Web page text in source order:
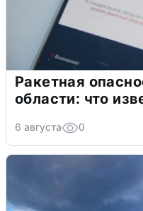
Ракетная
области: что
6 августа 0